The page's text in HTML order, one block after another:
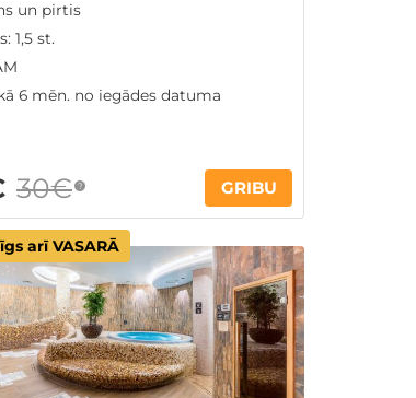
un pirtis
1,5 st.
6 mēn. no iegādes datuma
30€ ? GRIBU
arī VASARĀ